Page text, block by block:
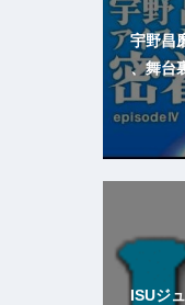
宇野昌
、舞台
ISUジ